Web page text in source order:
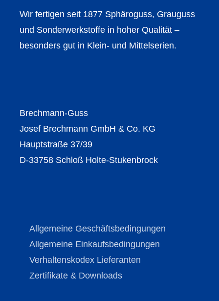
Wir fertigen seit 1877 Sphäroguss, Grauguss
und Sonderwerkstoffe in hoher Qualität –
besonders gut in Klein- und Mittelserien.
Brechmann-Guss
Josef Brechmann GmbH & Co. KG
Hauptstraße 37/39
D-33758 Schloß Holte-Stukenbrock
Allgemeine Geschäftsbedingungen
Allgemeine Einkaufsbedingungen
Verhaltenskodex Lieferanten
Zertifikate & Downloads